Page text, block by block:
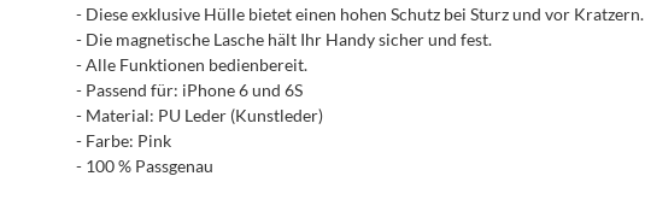
- Diese exklusive Hülle bietet einen hohen Schutz bei Sturz und vor Kratzern.
- Die magnetische Lasche hält Ihr Handy sicher und fest.
- Alle Funktionen bedienbereit.
- Passend für: iPhone 6 und 6S
- Material: PU Leder (Kunstleder)
- Farbe: Pink
- 100 % Passgenau